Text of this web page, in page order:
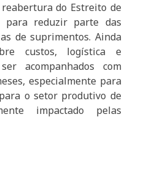
do Estreito de
para reduzir parte das
de suprimentos. Ainda
custos, logística e
acompanhados com
especialmente para
o setor produtivo de
impactado pelas